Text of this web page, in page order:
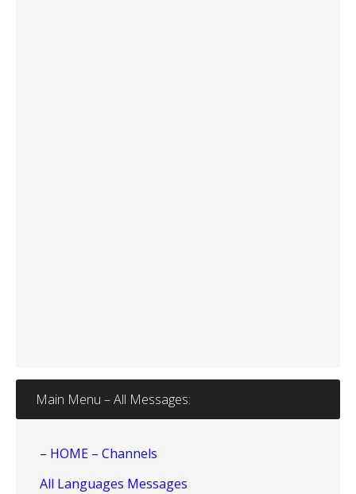
Main Menu – All Messages:
– HOME – Channels
All Languages Messages